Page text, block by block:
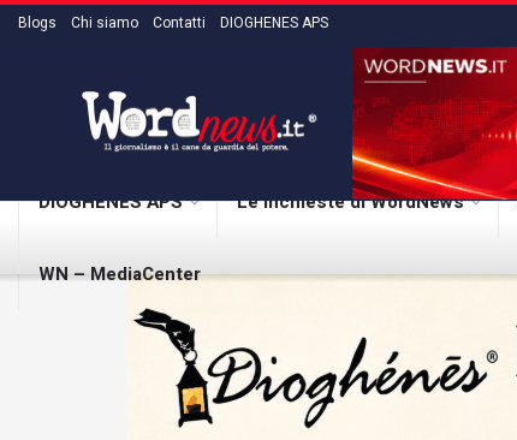
Blogs Chi siamo Contatti DIOGHENES APS
DIOGHENES APS Le inchieste di WordNews
WN – MediaCenter